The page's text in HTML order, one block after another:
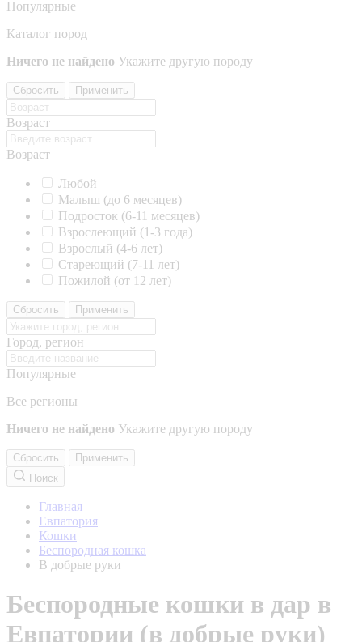
Популярные
Каталог пород
Ничего не найдено Укажите другую породу
Сбросить Применить
Возраст
Возраст
Любой
Малыш (до 6 месяцев)
Подросток (6-11 месяцев)
Взрослеющий (1-3 года)
Взрослый (4-6 лет)
Стареющий (7-11 лет)
Пожилой (от 12 лет)
Сбросить Применить
Город, регион
Популярные
Все регионы
Ничего не найдено Укажите другую породу
Сбросить
Применить
Поиск
Главная
Евпатория
Кошки
Беспородная кошка
В добрые руки
Беспородные кошки в дар в
Евпатории (в добрые руки)